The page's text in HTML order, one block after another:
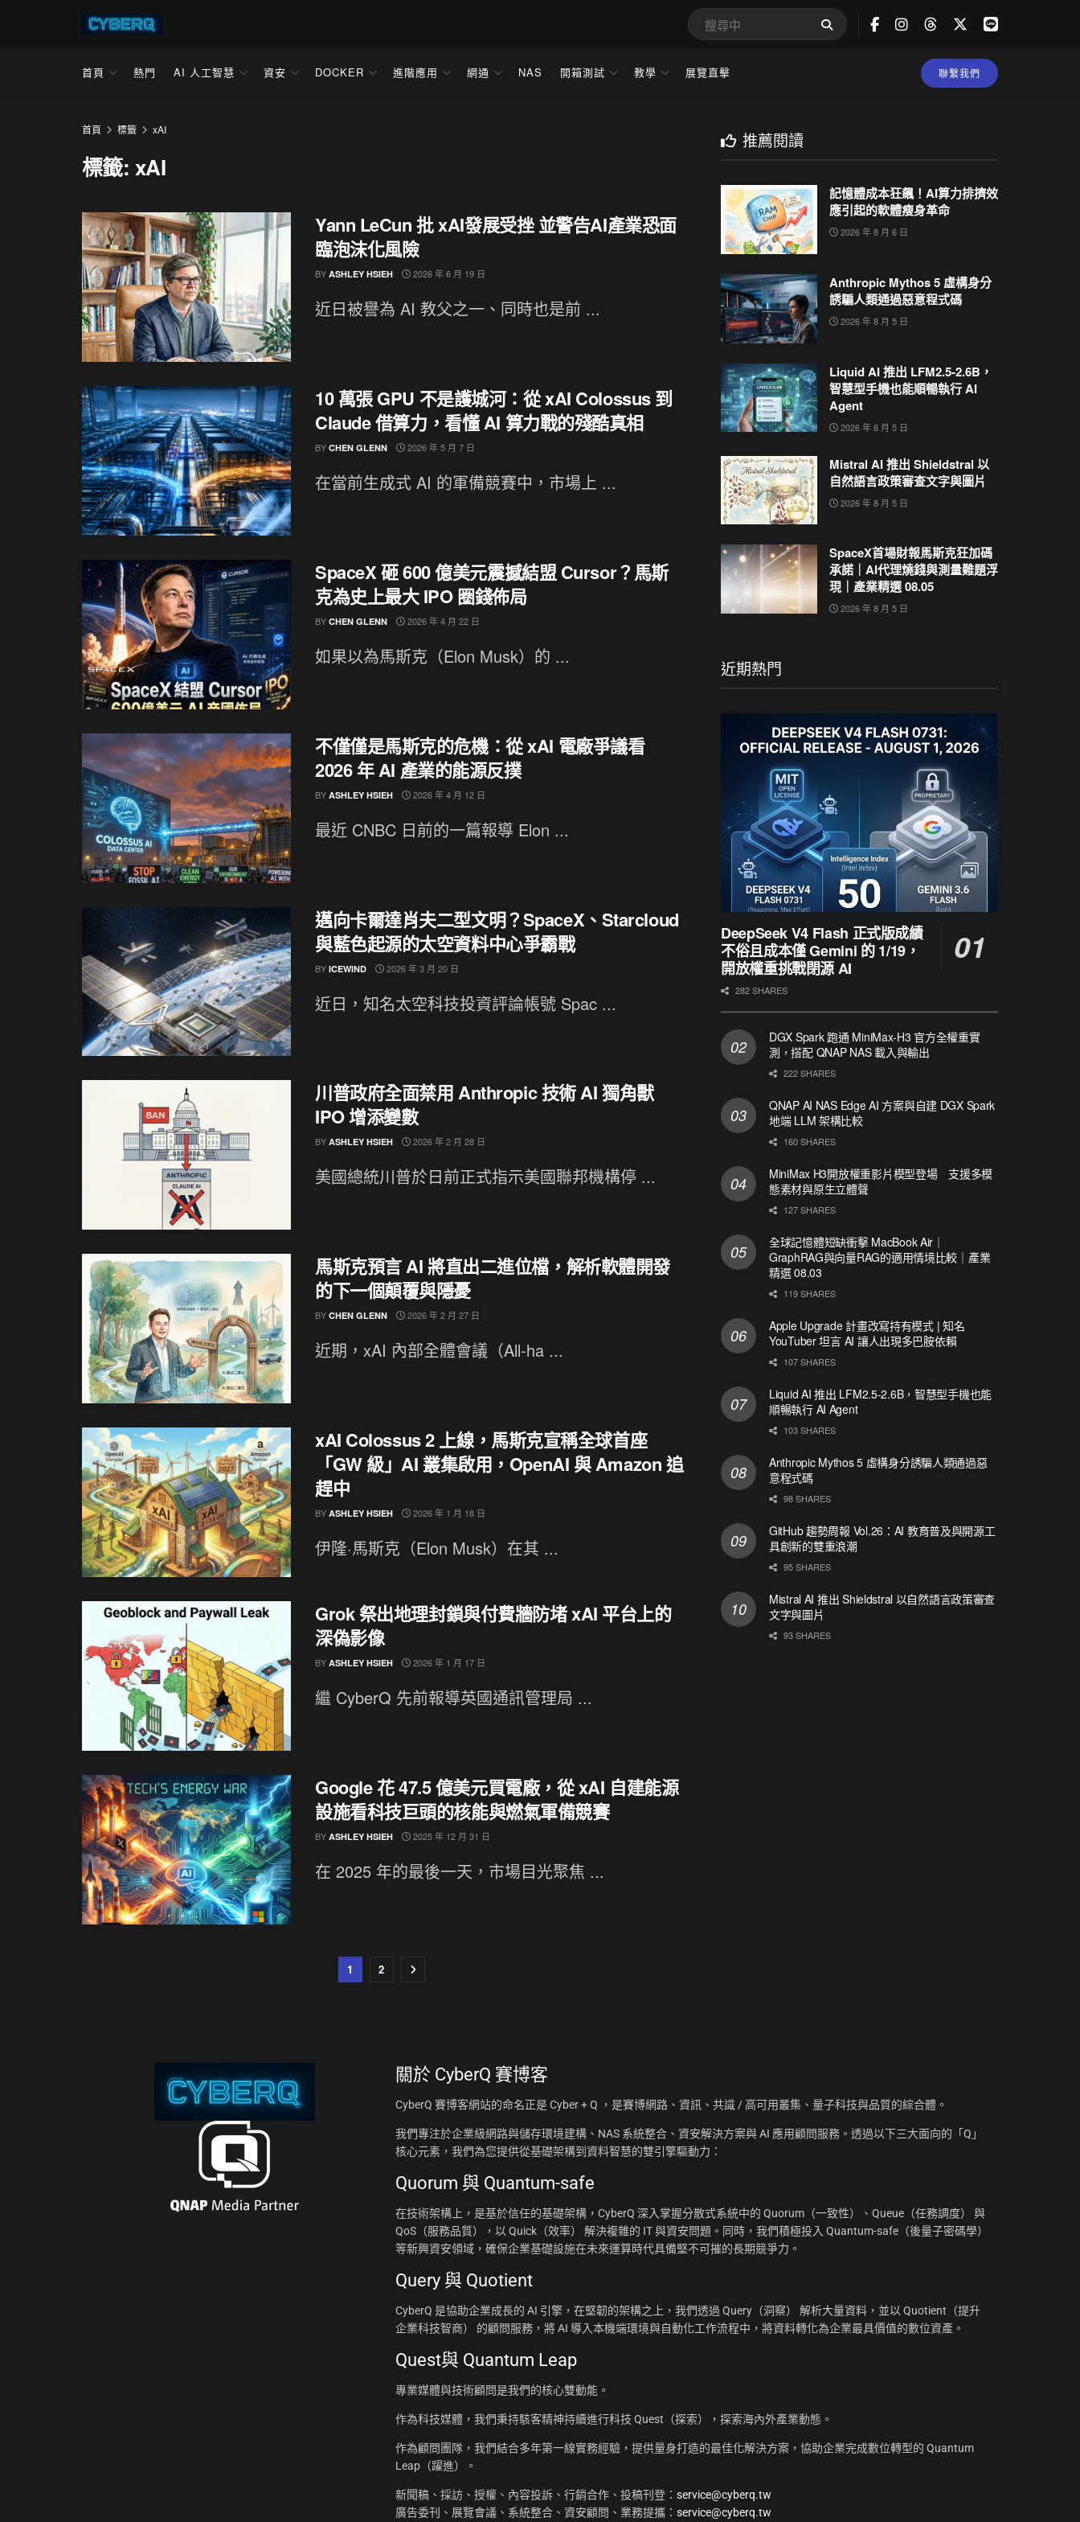
首頁 熱門 AI 人工智慧 資安 DOCKER 進階應用 網通 NAS 開箱測試 教學 展覽直擊 聯繫我們
首頁 標籤 xAI
標籤: xAI
Yann LeCun 批 xAI發展受挫 並警告AI產業恐面
臨泡沫化風險
BY ASHLEY HSIEH 2026 年 6 月 19 日
近日被譽為 AI 教父之一、同時也是前 ...
10 萬張 GPU 不是護城河：從 xAI Colossus 到
Claude 借算力，看懂 AI 算力戰的殘酷真相
BY CHEN GLENN 2026 年 5 月 7 日
在當前生成式 AI 的軍備競賽中，市場上 ...
SpaceX 砸 600 億美元震撼結盟 Cursor？馬斯
克為史上最大 IPO 圈錢佈局
BY CHEN GLENN 2026 年 4 月 22 日
如果以為馬斯克（Elon Musk）的 ...
不僅僅是馬斯克的危機：從 xAI 電廠爭議看
2026 年 AI 產業的能源反撲
BY ASHLEY HSIEH 2026 年 4 月 12 日
最近 CNBC 日前的一篇報導 Elon ...
邁向卡爾達肖夫二型文明？SpaceX、Starcloud
與藍色起源的太空資料中心爭霸戰
BY ICEWIND 2026 年 3 月 20 日
近日，知名太空科技投資評論帳號 Spac ...
川普政府全面禁用 Anthropic 技術 AI 獨角獸
IPO 增添變數
BY ASHLEY HSIEH 2026 年 2 月 28 日
美國總統川普於日前正式指示美國聯邦機構停 ...
馬斯克預言 AI 將直出二進位檔，解析軟體開發
的下一個顛覆與隱憂
BY CHEN GLENN 2026 年 2 月 27 日
近期，xAI 內部全體會議（All-ha ...
xAI Colossus 2 上線，馬斯克宣稱全球首座
「GW 級」AI 叢集啟用，OpenAI 與 Amazon 追
趕中
BY ASHLEY HSIEH 2026 年 1 月 18 日
伊隆·馬斯克（Elon Musk）在其 ...
Grok 祭出地理封鎖與付費牆防堵 xAI 平台上的
深偽影像
BY ASHLEY HSIEH 2026 年 1 月 17 日
繼 CyberQ 先前報導英國通訊管理局 ...
Google 花 47.5 億美元買電廠，從 xAI 自建能源
設施看科技巨頭的核能與燃氣軍備競賽
BY ASHLEY HSIEH 2025 年 12 月 31 日
在 2025 年的最後一天，市場目光聚焦 ...
1 2
推薦閱讀
記憶體成本狂飆！AI算力排擠效
應引起的軟體瘦身革命
2026 年 8 月 6 日
Anthropic Mythos 5 虛構身分
誘騙人類通過惡意程式碼
2026 年 8 月 5 日
Liquid AI 推出 LFM2.5-2.6B，
智慧型手機也能順暢執行 AI
Agent
2026 年 8 月 5 日
Mistral AI 推出 Shieldstral 以
自然語言政策審查文字與圖片
2026 年 8 月 5 日
SpaceX首場財報馬斯克狂加碼
承諾｜AI代理燒錢與測量難題浮
現｜產業精選 08.05
2026 年 8 月 5 日
近期熱門
DeepSeek V4 Flash 正式版成績
不俗且成本僅 Gemini 的 1/19，
開放權重挑戰閉源 AI
282 SHARES
DGX Spark 跑通 MiniMax-H3 官方全權重實
測，搭配 QNAP NAS 載入與輸出
222 SHARES
QNAP AI NAS Edge AI 方案與自建 DGX Spark
地端 LLM 架構比較
160 SHARES
MiniMax H3開放權重影片模型登場 支援多模
態素材與原生立體聲
127 SHARES
全球記憶體短缺衝擊 MacBook Air｜
GraphRAG與向量RAG的適用情境比較｜產業
精選 08.03
119 SHARES
Apple Upgrade 計畫改寫持有模式 | 知名
YouTuber 坦言 AI 讓人出現多巴胺依賴
107 SHARES
Liquid AI 推出 LFM2.5-2.6B，智慧型手機也能
順暢執行 AI Agent
103 SHARES
Anthropic Mythos 5 虛構身分誘騙人類通過惡
意程式碼
98 SHARES
GitHub 趨勢周報 Vol.26：AI 教育普及與開源工
具創新的雙重浪潮
95 SHARES
Mistral AI 推出 Shieldstral 以自然語言政策審查
文字與圖片
93 SHARES
關於 CyberQ 賽博客
CyberQ 賽博客網站的命名正是 Cyber + Q ，是賽博網路、資訊、共識 / 高可用叢集、量子科技與品質的綜合體。
我們專注於企業級網路與儲存環境建構、NAS 系統整合、資安解決方案與 AI 應用顧問服務。透過以下三大面向的「Q」
核心元素，我們為您提供從基礎架構到資料智慧的雙引擎驅動力：
Quorum 與 Quantum-safe
在技術架構上，是基於信任的基礎架構，CyberQ 深入掌握分散式系統中的 Quorum（一致性）、Queue（任務調度） 與
QoS（服務品質），以 Quick（效率） 解決複雜的 IT 與資安問題。同時，我們積極投入 Quantum-safe（後量子密碼學）
等新興資安領域，確保企業基礎設施在未來運算時代具備堅不可摧的長期競爭力。
Query 與 Quotient
CyberQ 是協助企業成長的 AI 引擎，在堅韌的架構之上，我們透過 Query（洞察） 解析大量資料，並以 Quotient（提升
企業科技智商） 的顧問服務，將 AI 導入本機端環境與自動化工作流程中，將資料轉化為企業最具價值的數位資產。
Quest與 Quantum Leap
專業媒體與技術顧問是我們的核心雙動能。
作為科技媒體，我們秉持駭客精神持續進行科技 Quest（探索），探索海內外產業動態。
作為顧問團隊，我們結合多年第一線實務經驗，提供量身打造的最佳化解決方案，協助企業完成數位轉型的 Quantum
Leap（躍進）。
新聞稿、採訪、授權、內容投訴、行銷合作、投稿刊登： service@cyberq.tw
廣告委刊、展覽會議、系統整合、資安顧問、業務提攜： service@cyberq.tw